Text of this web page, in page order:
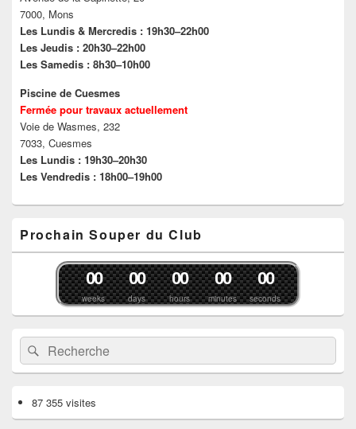
7000, Mons
Les Lundis & Mercredis : 19h30–22h00
Les Jeudis : 20h30–22h00
Les Samedis : 8h30–10h00
Piscine de Cuesmes
Fermée pour travaux actuellement
Voie de Wasmes, 232
7033, Cuesmes
Les Lundis : 19h30–20h30
Les Vendredis : 18h00–19h00
Prochain Souper du Club
weeks
00
days
00
hours
00
minutes
00
seconds
00
Recherche :Rechercher
87 355 visites